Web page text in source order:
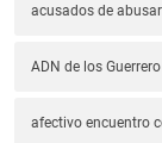
acusados de
ADN de los Guerrero
afectivo encuentro